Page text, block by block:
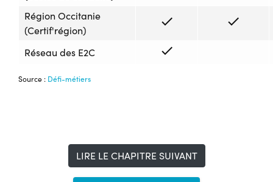
Région Occitanie
(Certif'région)
check check
Réseau des E2C check
Source : Défi-métiers
LIRE LE CHAPITRE SUIVANT